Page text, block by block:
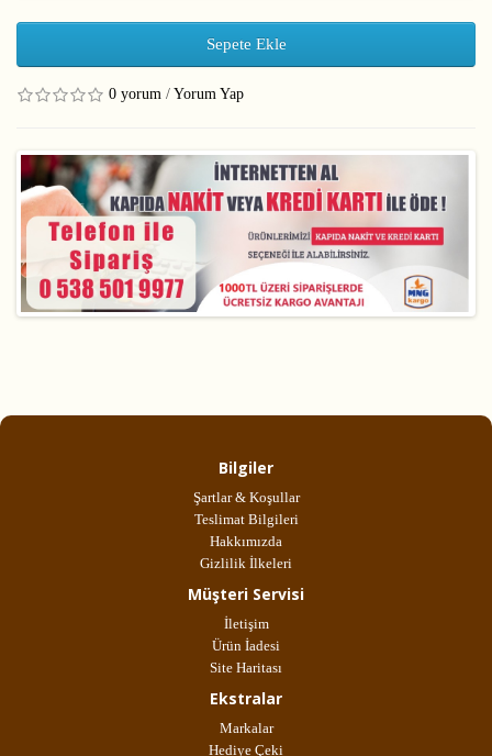
Sepete Ekle
0 yorum / Yorum Yap
Bilgiler
Şartlar & Koşullar
Teslimat Bilgileri
Hakkımızda
Gizlilik İlkeleri
Müşteri Servisi
İletişim
Ürün İadesi
Site Haritası
Ekstralar
Markalar
Hediye Çeki